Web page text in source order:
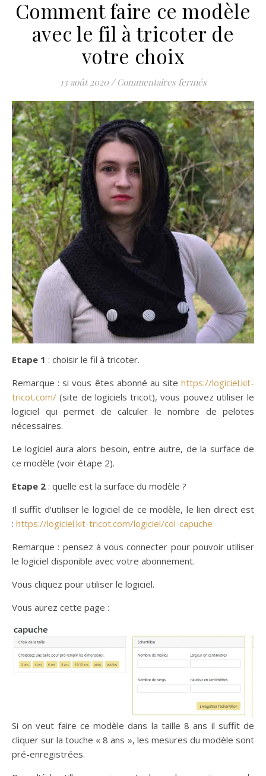
Comment faire ce modèle
avec le fil à tricoter de
votre choix
13 août 2020 / Commentaires ferméssur Comment
Etape 1 : choisir le fil à tricoter.
Remarque : si vous êtes abonné au site https://logiciel.kit-
tricot.com/ (site de logiciels tricot), vous pouvez utiliser le
logiciel qui permet de calculer le nombre de pelotes
nécessaires.
Le logiciel aura alors besoin, entre autre, de la surface de
ce modèle (voir étape 2).
Etape 2 : quelle est la surface du modèle ?
Il suffit d’utiliser le logiciel de ce modèle, le lien direct est
: https://logiciel.kit-tricot.com/logiciel/col-capuche
Remarque : pensez à vous connecter pour pouvoir utiliser
le logiciel disponible avec votre abonnement.
Vous cliquez pour utiliser le logiciel.
Vous aurez cette page :
Si on veut faire ce modèle dans la taille 8 ans il suffit de
cliquer sur la touche « 8 ans », les mesures du modèle sont
pré-enregistrées.